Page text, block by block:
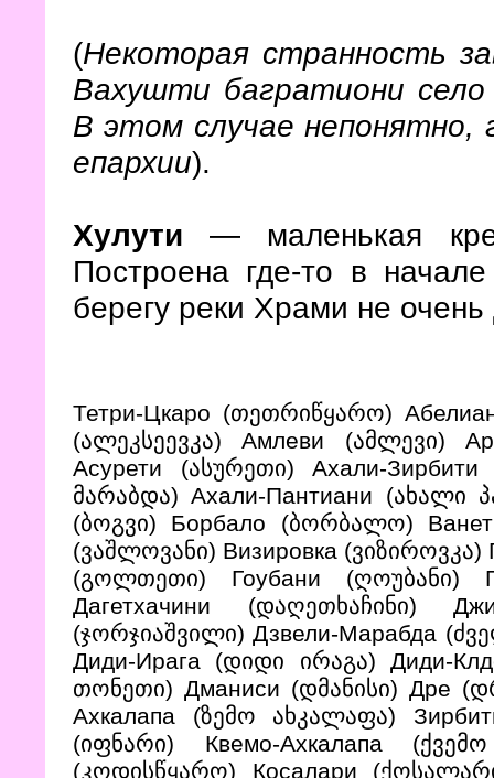
(Некоторая странность
Вахушти багратиони
В этом случае непонятно,
епархии).
Хулути — маленькая
Построена где-то в
берегу реки Храми не
Тетри-Цкаро (თეთრიწყარო)
(ალეკსეევკა) Амлеви (ამლევი)
Асурети (ასურეთი) Ахали-
მარაბდა) Ахали-Пантиани (ახალი
(ბოგვი) Борбало (ბორბალო)
(ვაშლოვანი) Визировка
(გოლთეთი) Гоубани (ღოუბანი)
Дагетхачини (დაღეთხაჩინი)
(ჯორჯიაშვილი) Дзвели-Марабда
Диди-Ирага (დიდი ირაგა) Диди-
თონეთი) Дманиси (დმანისი) Дре
Ахкалапа (ზემო ახკალაფა)
(იფნარი) Квемо-Ахкалапа
(კოდისწყარო) Косалари